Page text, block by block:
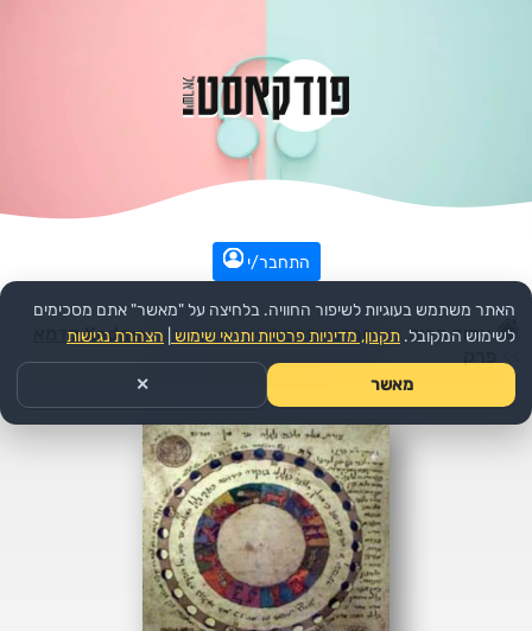
התחבר/י
עמוד הבית >> חברה ותרבות >>הפודקאסט: Kedma קדמא
האתר משתמש בעוגיות לשיפור החוויה. בלחיצה על "מאשר" אתם מסכימים
לשימוש המקובל. תקנון, מדיניות פרטיות ותנאי שימוש הצהרת נגישות
מאשר ✕